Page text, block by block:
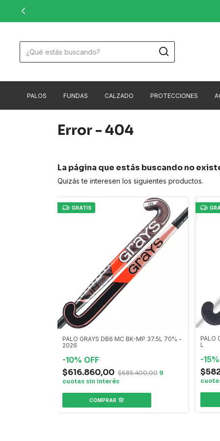
PALOS FUNDAS CALZADO PROTECCIONES
Error - 404
La página que estás buscando no
Quizás te interesen los siguientes productos.
GRATIS
PALO GRAYS DB6 MC BK-MP 37.5L 70% -
2026
-10% OFF
$616.860,00 $685.400,00
COMPRAR
PALO
L
-15